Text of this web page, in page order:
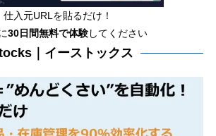
仕入元URLを貼るだけ！
30日間無料で体験してください
｜イーストックス